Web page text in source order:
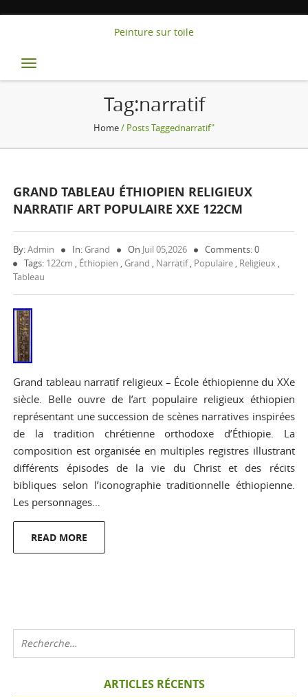
Peinture sur toile
Toggle
navigation
Tag:narratif
Home/ Posts Taggednarratif"
GRAND TABLEAU ÉTHIOPIEN RELIGIEUX
NARRATIF ART POPULAIRE XXE 122CM
By:Admin In: Grand On Juil 05,2026
Comments: 0
Tags: 122cm , Éthiopien , Grand , Narratif, Populaire , Religieux ,
Tableau
Grand tableau narratif religieux – École éthiopienne du XXe
siècle. Belle ouvre de l’art populaire religieux éthiopien
représentant une succession de scènes narratives inspirées
de la tradition chrétienne orthodoxe d’Éthiopie. La
composition est organisée en multiples registres illustrant
différents épisodes de la vie du Christ et des récits
bibliques selon l’iconographie traditionnelle éthiopienne.
Les personnages…
READ MORE
ARTICLES RÉCENTS